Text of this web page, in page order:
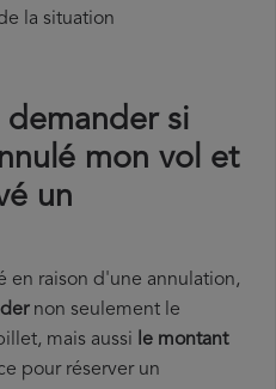
la situation
si
mon vol et
un
en raison d'une annulation,
non seulement le
mais aussi le montant
pour réserver un